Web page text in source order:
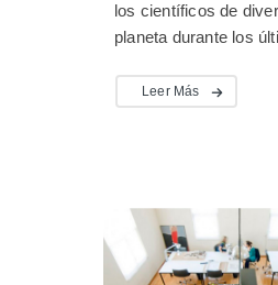
los científicos de
planeta durante los
Leer Más